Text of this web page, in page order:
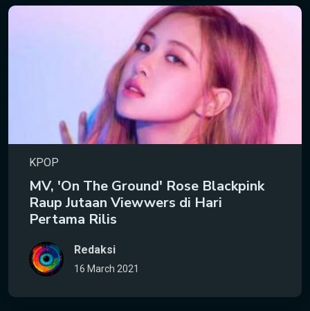
KPOP
MV, 'On The Ground' Rose Blackpink
Raup Jutaan Viewwers di Hari
Pertama Rilis
Redaksi
16 March 2021